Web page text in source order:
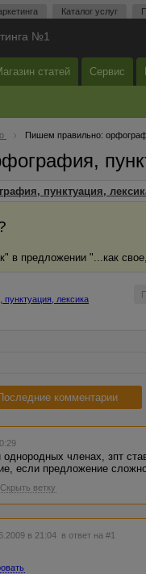
Каталог услуг
№1
статей Сервис
Пишем правильно:
пунктуация,
в предложении "...как
лексика
комментарии
членах, зпт
если предложение
Скрыть ветку
в 21:04 в ответ на #1